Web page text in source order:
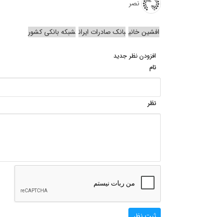
نصر
افشین خانی بانک صادرات ایران شبکه بانکی کشور
افزودن نظر جدید
نام
نظر